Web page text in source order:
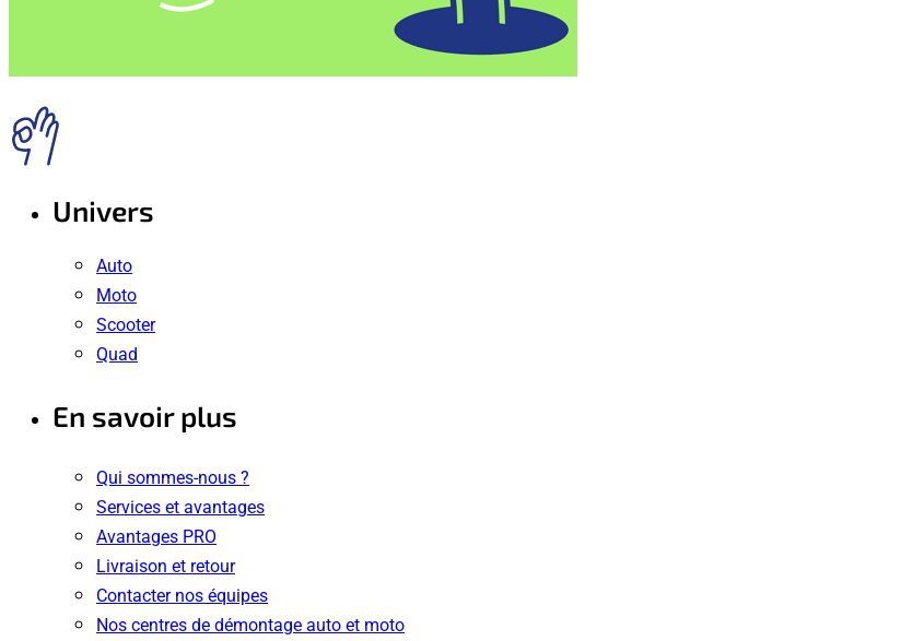
Univers
Auto
Moto
Scooter
Quad
En savoir plus
Qui sommes-nous ?
Services et avantages
Avantages PRO
Livraison et retour
Contacter nos équipes
Nos centres de démontage auto et moto